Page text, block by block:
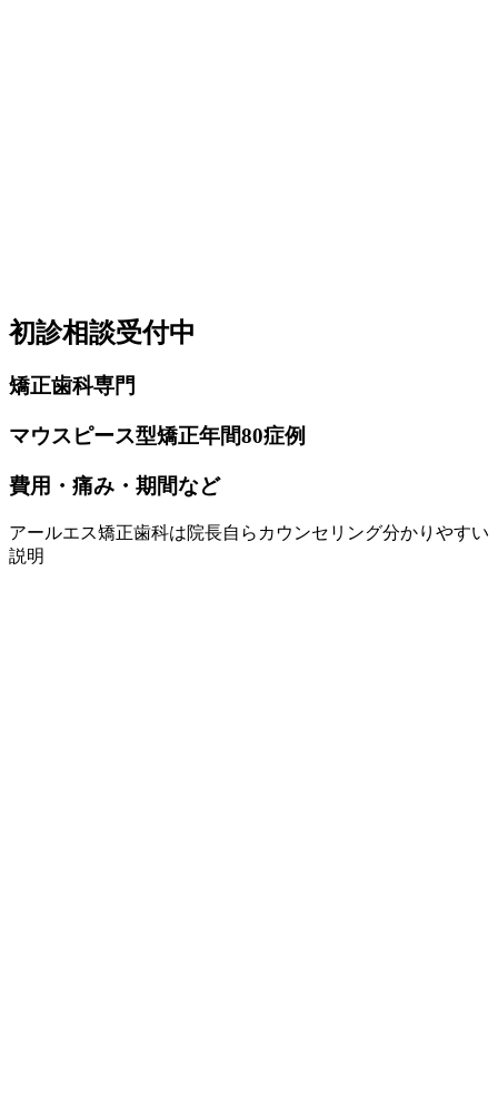
初診相談受付中
矯正歯科専門
マウスピース型矯正年間80症例
費用・痛み・ 期間など
アールエス矯正歯科は院長自らカウンセリング分かりやすい
説明